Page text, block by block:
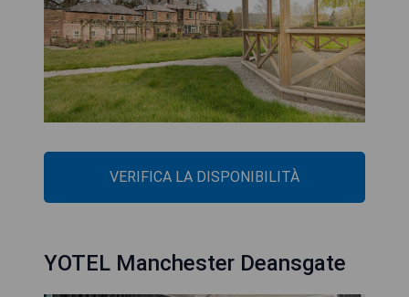
VERIFICA LA DISPONIBILITÀ
YOTEL Manchester Deansgate